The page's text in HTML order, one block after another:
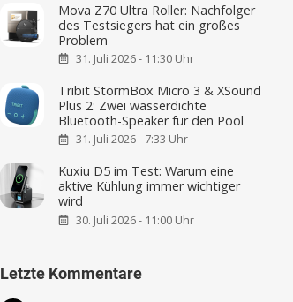
Mova Z70 Ultra Roller: Nachfolger
des Testsiegers hat ein großes
Problem
31. Juli 2026 - 11:30 Uhr
Tribit StormBox Micro 3 & XSound
Plus 2: Zwei wasserdichte
Bluetooth-Speaker für den Pool
31. Juli 2026 - 7:33 Uhr
Kuxiu D5 im Test: Warum eine
aktive Kühlung immer wichtiger
wird
30. Juli 2026 - 11:00 Uhr
Letzte Kommentare